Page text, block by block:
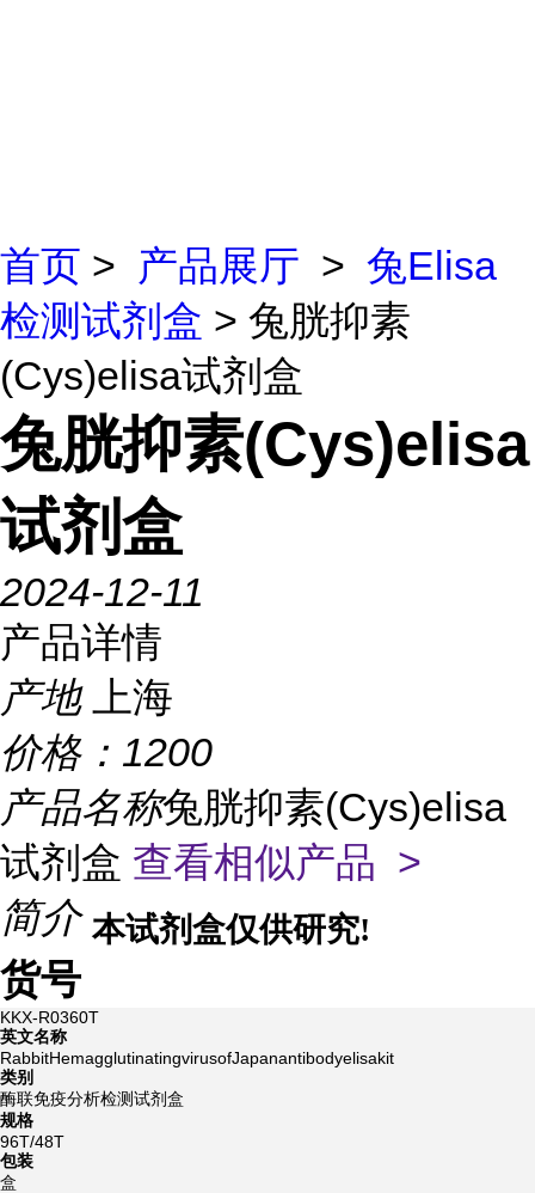
首页 > 产品展厅 > 兔Elisa
检测试剂盒 > 兔胱抑素
(Cys)elisa试剂盒
兔胱抑素(Cys)elisa
试剂盒
2024-12-11
产品详情
产地
上海
价格： 1200
产品名称兔胱抑素(Cys)elisa
试剂盒 查看相似产品 >
简介 本试剂盒仅供研究!
货号
KKX-R0360T
英文名称
RabbitHemagglutinatingvirusofJapanantibodyelisakit
类别
酶联免疫分析检测试剂盒
规格
96T/48T
包装
盒